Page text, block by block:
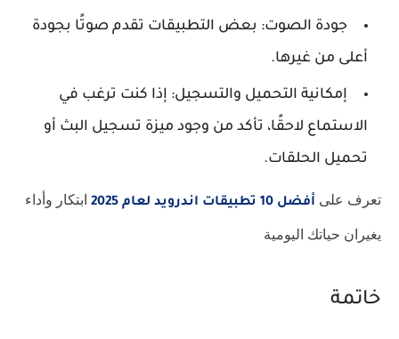
جودة الصوت: بعض التطبيقات تقدم صوتًا بجودة
أعلى من غيرها.
إمكانية التحميل والتسجيل: إذا كنت ترغب في
الاستماع لاحقًا، تأكد من وجود ميزة تسجيل البث أو
تحميل الحلقات.
تعرف على أفضل 10 تطبيقات اندرويد لعام 2025 ابتكار وأداء
يغيران حياتك اليومية
خاتمة